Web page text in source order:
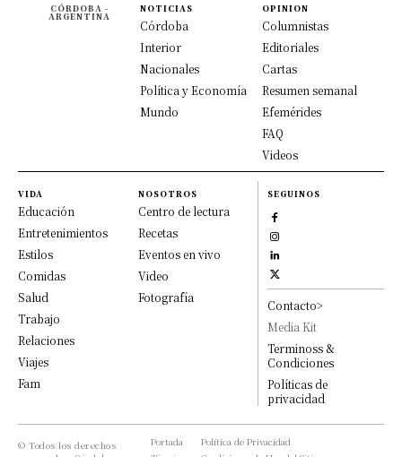
CÓRDOBA -
ARGENTINA
NOTICIAS
Córdoba
Interior
Nacionales
Política y Economía
Mundo
OPINION
Columnistas
Editoriales
Cartas
Resumen semanal
Efemérides
FAQ
Videos
VIDA
Educación
Entretenimientos
Estilos
Comidas
Salud
Trabajo
Relaciones
Viajes
Fam
NOSOTROS
Centro de lectura
Recetas
Eventos en vivo
Video
Fotografía
SEGUINOS
Contacto>
Media Kit
Terminoss &
Condiciones
Políticas de
privacidad
© Todos los derechos
Portada
Política de Privacidad